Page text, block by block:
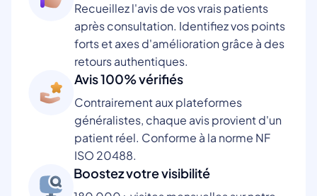
Recueillez l'avis de vos vrais patients
après consultation. Identifiez vos points
forts et axes d'amélioration grâce à des
retours authentiques.
Avis 100% vérifiés
Contrairement aux plateformes
généralistes, chaque avis provient d'un
patient réel. Conforme à la norme NF
ISO 20488.
Boostez votre visibilité